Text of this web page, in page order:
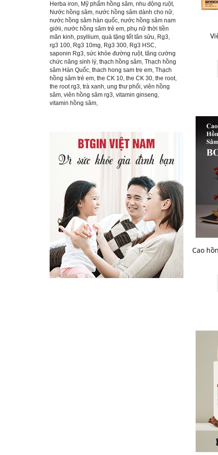
Herba iron, Mỹ phẩm hồng sâm, nhu động ruột,
Nước hồng sâm, nước hồng sâm dành cho nữ,
nước hồng sâm hàn quốc, nước hồng sâm nam
giớii, nước hồng sâm trẻ em, phụ nữ thời tiền
mãn kinh, psyllium, quà tặng tết tân sửu, Rg3,
rg3 100, Rg3 10mg, Rg3 300, Rg3 HSC,
saponin Rg3, sức khỏe đường ruột, tăng cường
chức năng sinh lý, thạch hồng sâm, Thạch hồng
sâm Hàn Quốc, thach hong sam tre em, Thạch
hồng sâm trẻ em, the CK 10, the CK 30, the root,
the root rg3, trà xanh, ung thư phổi, viên hồng
sâm, viên hồng sâm rg3, vitamin ginseng,
vitamin hồng sâm,